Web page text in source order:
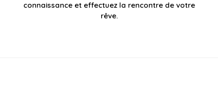
connaissance et effectuez la rencontre de votre
rêve.